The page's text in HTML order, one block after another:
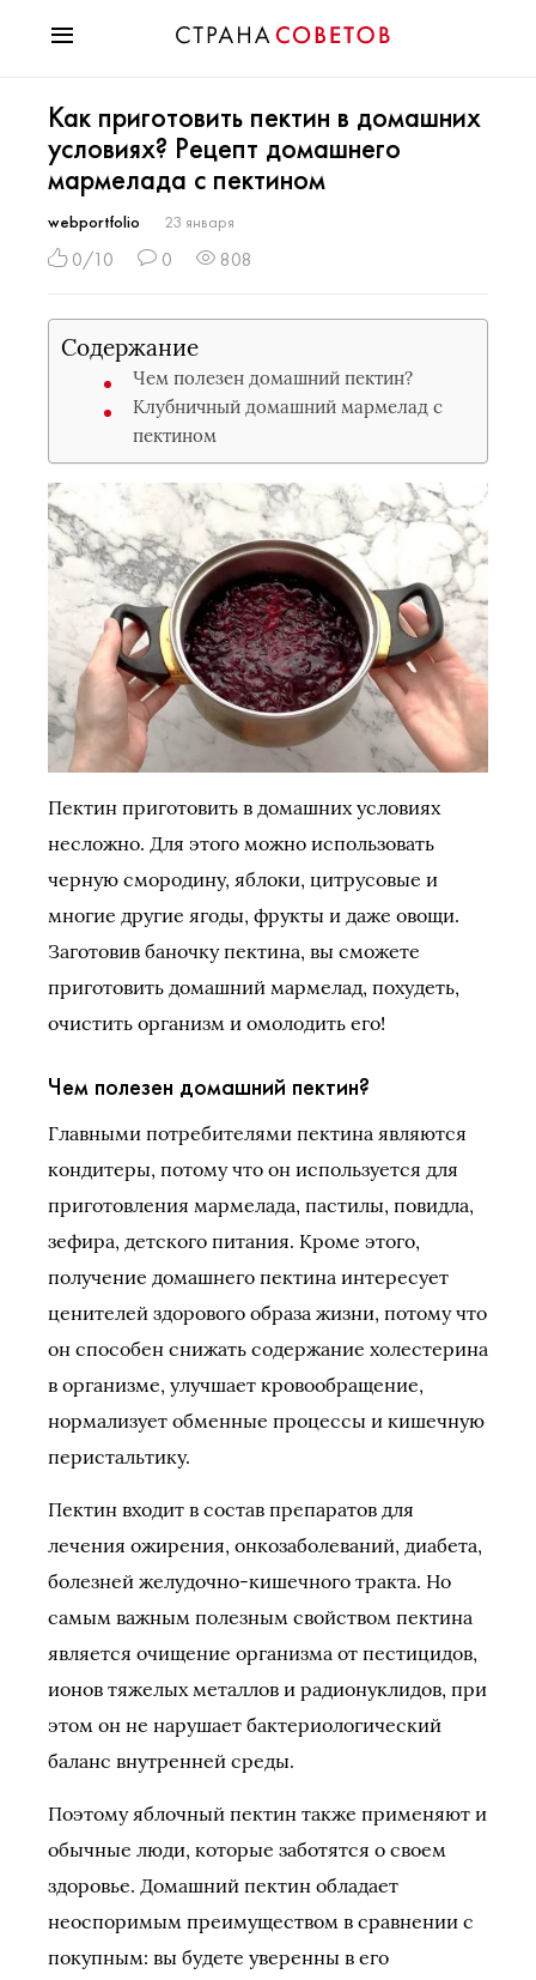
Мода
Звезды
Гороскопы
Здоровье
Психология
Разное
Праздники
Как приготовить пектин в домашних
условиях? Рецепт домашнего
мармелада с пектином
webportfolio 23 января
0/10 0 808
Содержание
Чем полезен домашний пектин?
Клубничный домашний мармелад с
пектином
Пектин приготовить в домашних условиях
несложно. Для этого можно использовать
черную смородину, яблоки, цитрусовые и
многие другие ягоды, фрукты и даже овощи.
Заготовив баночку пектина, вы сможете
приготовить домашний мармелад, похудеть,
очистить организм и омолодить его!
Чем полезен домашний пектин?
Главными потребителями пектина являются
кондитеры, потому что он используется для
приготовления мармелада, пастилы, повидла,
зефира, детского питания. Кроме этого,
получение домашнего пектина интересует
ценителей здорового образа жизни, потому что
он способен снижать содержание холестерина
в организме, улучшает кровообращение,
нормализует обменные процессы и кишечную
перистальтику.
Пектин входит в состав препаратов для
лечения ожирения, онкозаболеваний, диабета,
болезней желудочно-кишечного тракта. Но
самым важным полезным свойством пектина
является очищение организма от пестицидов,
ионов тяжелых металлов и радионуклидов, при
этом он не нарушает бактериологический
баланс внутренней среды.
Поэтому яблочный пектин также применяют и
обычные люди, которые заботятся о своем
здоровье. Домашний пектин обладает
неоспоримым преимуществом в сравнении с
покупным: вы будете уверенны в его